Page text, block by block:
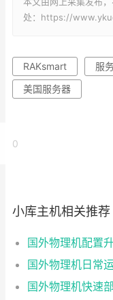
处：https://
RAKsmart 服
美国服务器
0
小库主机相关推荐